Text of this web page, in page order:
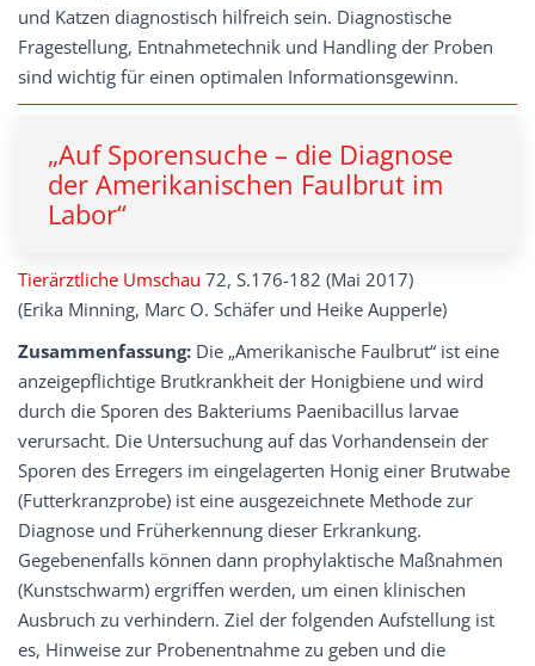
und Katzen diagnostisch hilfreich sein. Diagnostische
Fragestellung, Entnahmetechnik und Handling der Proben
sind wichtig für einen optimalen Informationsgewinn.
„Auf Sporensuche – die Diagnose
der Amerikanischen Faulbrut im
Labor“
Tierärztliche Umschau 72, S.176-182 (Mai 2017)
(Erika Minning, Marc O. Schäfer und Heike Aupperle)
Zusammenfassung: Die „Amerikanische Faulbrut“ ist eine
anzeigepflichtige Brutkrankheit der Honigbiene und wird
durch die Sporen des Bakteriums Paenibacillus larvae
verursacht. Die Untersuchung auf das Vorhandensein der
Sporen des Erregers im eingelagerten Honig einer Brutwabe
(Futterkranzprobe) ist eine ausgezeichnete Methode zur
Diagnose und Früherkennung dieser Erkrankung.
Gegebenenfalls können dann prophylaktische Maßnahmen
(Kunstschwarm) ergriffen werden, um einen klinischen
Ausbruch zu verhindern. Ziel der folgenden Aufstellung ist
es, Hinweise zur Probenentnahme zu geben und die